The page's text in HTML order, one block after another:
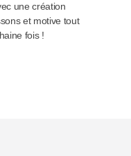
une création
et motive tout
fois !